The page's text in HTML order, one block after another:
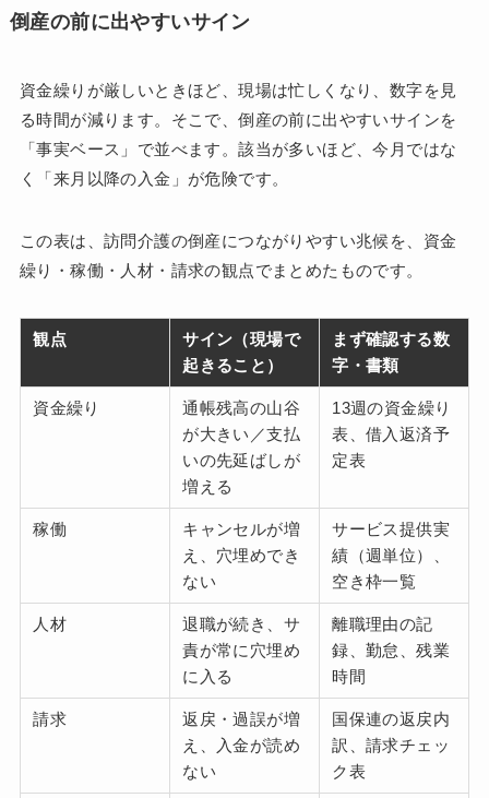
倒産の前に出やすいサイン
資金繰りが厳しいときほど、現場は忙しくなり、数字を見
る時間が減ります。そこで、倒産の前に出やすいサインを
「事実ベース」で並べます。該当が多いほど、今月ではな
く「来月以降の入金」が危険です。
この表は、訪問介護の倒産につながりやすい兆候を、資金
繰り・稼働・人材・請求の観点でまとめたものです。
観点
サイン（現場で
起きること）
まず確認する数
字・書類
資金繰り
通帳残高の山谷
が大きい／支払
いの先延ばしが
増える
13週の資金繰り
表、借入返済予
定表
稼働
キャンセルが増
え、穴埋めでき
ない
サービス提供実
績（週単位）、
空き枠一覧
人材
退職が続き、サ
責が常に穴埋め
に入る
離職理由の記
録、勤怠、残業
時間
請求
返戻・過誤が増
え、入金が読め
ない
国保連の返戻内
訳、請求チェッ
ク表